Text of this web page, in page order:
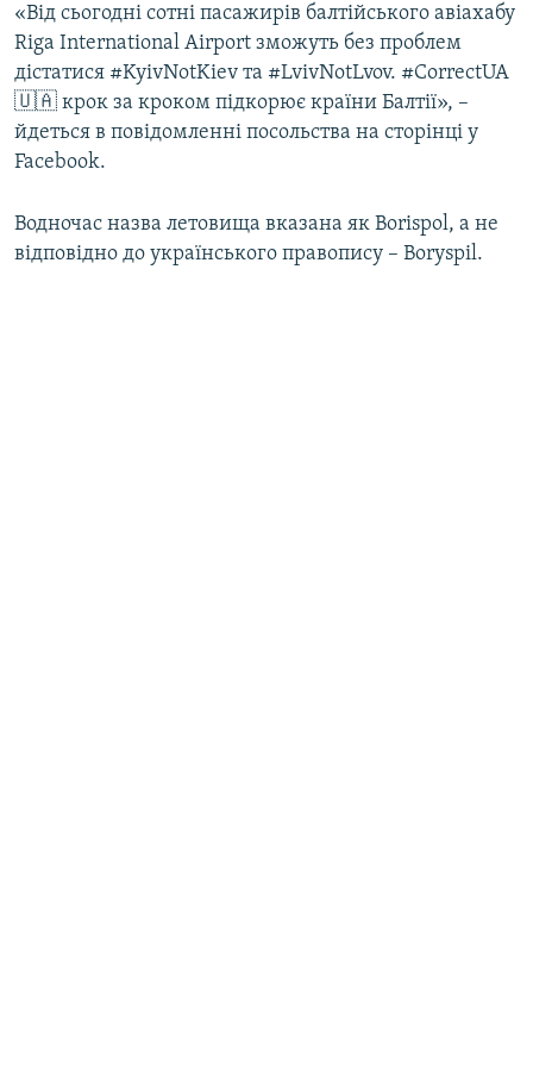
«Від сьогодні сотні пасажирів балтійського авіахабу
Riga International Airport зможуть без проблем
дістатися #KyivNotKiev та #LvivNotLvov. #CorrectUA
🇺🇦 крок за кроком підкорює країни Балтії», –
йдеться в повідомленні посольства на сторінці у
Facebook.
Водночас назва летовища вказана як Borispol, а не
відповідно до українського правопису – Boryspil.